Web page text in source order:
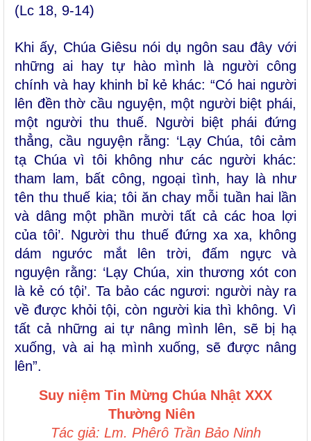
(Lc 18, 9-14)
Khi ấy, Chúa Giêsu nói dụ ngôn sau đây với
những ai hay tự hào mình là người công
chính và hay khinh bỉ kẻ khác: “Có hai người
lên đền thờ cầu nguyện, một người biệt phái,
một người thu thuế. Người biệt phái đứng
thẳng, cầu nguyện rằng: ‘Lạy Chúa, tôi cảm
tạ Chúa vì tôi không như các người khác:
tham lam, bất công, ngoại tình, hay là như
tên thu thuế kia; tôi ăn chay mỗi tuần hai lần
và dâng một phần mười tất cả các hoa lợi
của tôi’. Người thu thuế đứng xa xa, không
dám ngước mắt lên trời, đấm ngực và
nguyện rằng: ‘Lạy Chúa, xin thương xót con
là kẻ có tội’. Ta bảo các ngươi: người này ra
về được khỏi tội, còn người kia thì không. Vì
tất cả những ai tự nâng mình lên, sẽ bị hạ
xuống, và ai hạ mình xuống, sẽ được nâng
lên”.
Suy niệm Tin Mừng Chúa Nhật XXX
Thường Niên
Tác giả: Lm. Phêrô Trần Bảo Ninh